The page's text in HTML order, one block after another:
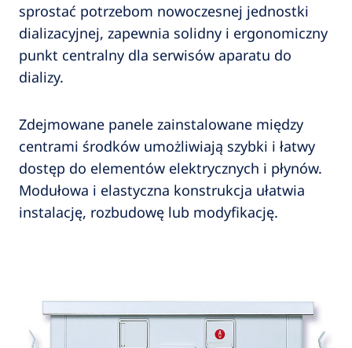
sprostać potrzebom nowoczesnej jednostki
dializacyjnej, zapewnia solidny i ergonomiczny
punkt centralny dla serwisów aparatu do
dializy.
Zdejmowane panele zainstalowane między
centrami środków umożliwiają szybki i łatwy
dostęp do elementów elektrycznych i płynów.
Modułowa i elastyczna konstrukcja ułatwia
instalację, rozbudowę lub modyfikację.